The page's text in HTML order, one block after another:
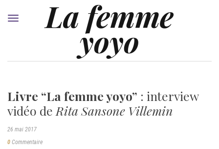
La femme
yoyo
Toggle
Livre “La femme yoyo” : interview
vidéo de Rita Sansone Villemin
26 mai 2017
0 Commentaire